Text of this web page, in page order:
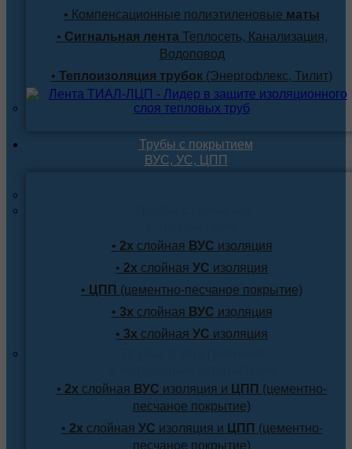
• Компенсационные полиэтиленовые маты
• Сигнальная лентаТеплосеть, Канализация,
Водоповод
• Теплоизоляция трубок (Энергофлекс, Тилит)
Трубы с покрытием
ВУС, УС, ЦПП
• 2х слойная ВУС изоляция
• 2х слойная УС изоляция
• ЦПП (цементно-песчаное покрытие)
• 3х слойная ВУС изоляция
• 3х слойная УС изоляция
• 2х слойная ВУС изоляция и ЦПП (цементно-
песчаное покрытие)
• 2х слойная УС изоляция и ЦПП (цементно-
песчаное покрытие)